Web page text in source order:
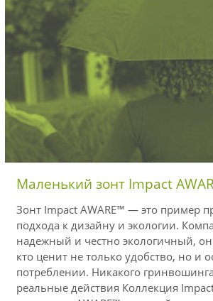
Маленький зонт Impact
Зонт Impact AWARE™ — это пример
подхода к дизайну и экологии.
надежный и честно экологичный, он
кто ценит не только удобство, но и
потреблении. Никакого
реальные действия Коллекция